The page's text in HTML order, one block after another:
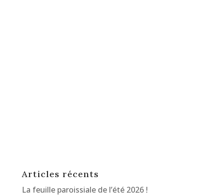
Articles récents
La feuille paroissiale de l’été 2026 !